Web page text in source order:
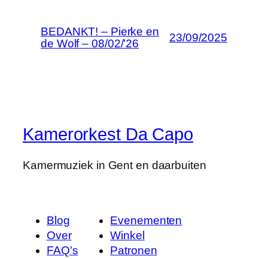
BEDANKT! – Pierke en
de Wolf – 08/02/’26
23/09/2025
Kamerorkest Da Capo
Kamermuziek in Gent en daarbuiten
Blog
Over
FAQ's
Evenementen
Winkel
Patronen